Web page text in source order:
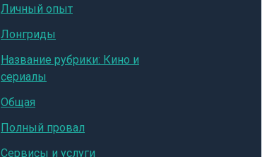
Личный опыт
Лонгриды
Название рубрики: Кино и
сериалы
Общая
Полный провал
Сервисы и услуги